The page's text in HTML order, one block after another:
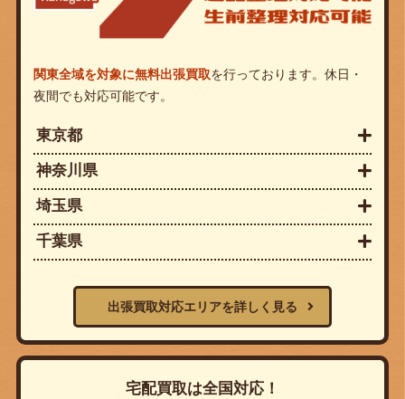
関東全域を対象に無料出張買取を行っております。休日・
夜間でも対応可能です。
東京都
神奈川県
埼玉県
千葉県
出張買取対応エリアを詳しく見る
宅配買取は全国対応！